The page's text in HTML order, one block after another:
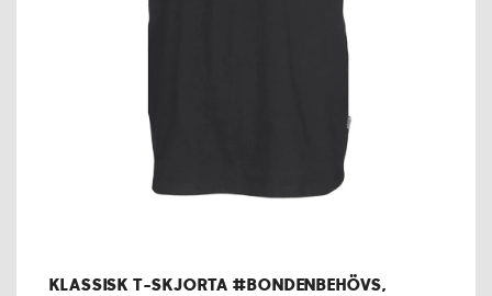
KLASSISK T-SKJORTA #BONDENBEHÖVS,